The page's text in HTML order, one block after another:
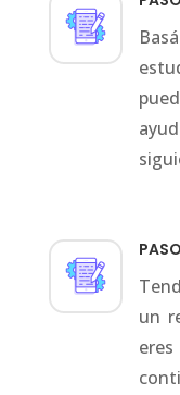
un